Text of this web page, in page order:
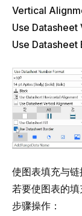
Vertical
Use
Use Datasheet
使图表填充与
若要使图表的
步骤操作：